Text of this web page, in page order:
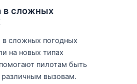
в сложных
в сложных погодных
на новых типах
пилотам быть
вызовам.